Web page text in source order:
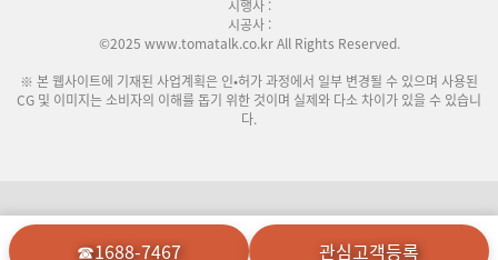
시행사 :
시공사 :
©2025 www.tomatalk.co.kr All Rights Reserved.
※ 본 웹사이트에 기재된 사업계획은 인•허가 과정에서 일부 변경될 수 있으며 사용된
CG 및 이미지는 소비자의 이해를 돕기 위한 것이며 실제와 다소 차이가 있을 수 있습니
다.
이용안내 개인정보처리방침
☎1688-7467 관심고객등록